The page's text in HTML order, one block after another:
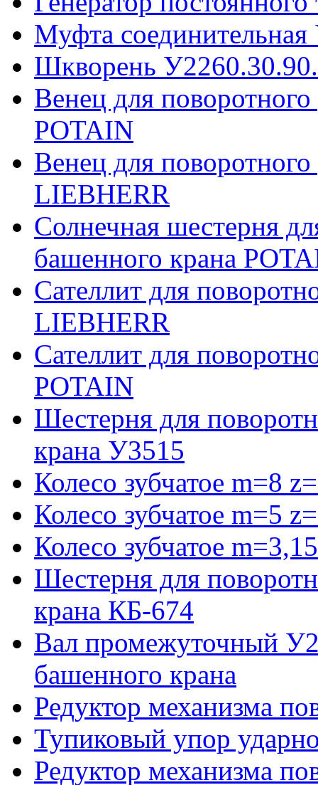
Муфта соединительная
Шкворень
Венец для
POTAIN
Венец для
LIEBHERR
Солнечная шестерня
башенного крана
Сателлит для
LIEBHERR
Сателлит для
POTAIN
Шестерня для
крана У3515
Колесо зубчатое m=8
Колесо зубчатое m=5
Колесо зубчатое
Шестерня для
крана КБ-674
Вал промежуточный
башенного крана
Редуктор механизма
Тупиковый упор
Редуктор механизма